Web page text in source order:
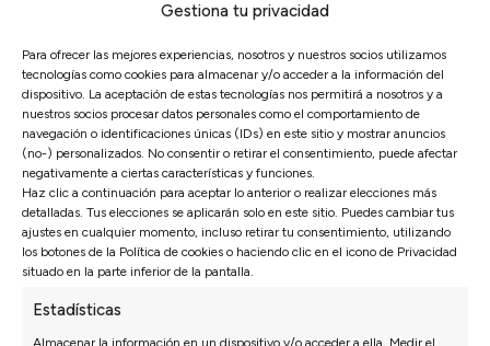
Gestiona tu privacidad
Para ofrecer las mejores experiencias, nosotros y nuestros socios utilizamos
tecnologías como cookies para almacenar y/o acceder a la información del
dispositivo. La aceptación de estas tecnologías nos permitirá a nosotros y a
nuestros socios procesar datos personales como el comportamiento de
navegación o identificaciones únicas (IDs) en este sitio y mostrar anuncios
(no-) personalizados. No consentir o retirar el consentimiento, puede afectar
negativamente a ciertas características y funciones.
Haz clic a continuación para aceptar lo anterior o realizar elecciones más
detalladas. Tus elecciones se aplicarán solo en este sitio. Puedes cambiar tus
ajustes en cualquier momento, incluso retirar tu consentimiento, utilizando
los botones de la Política de cookies o haciendo clic en el icono de Privacidad
situado en la parte inferior de la pantalla.
Estadísticas
Almacenar la información en un dispositivo y/o acceder a ella, Medir el
CONSEJOS ·CUIDADOS DEL SOFÁ
¿Cómo desenfundar un sofá?
25 abril, 2025
Para desenfundar un sofá tienes asegurarte de las partes
respaldos, después las sentadas. Separa los respaldos de